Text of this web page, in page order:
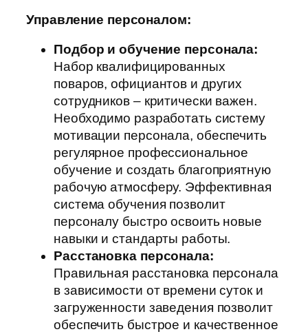
Управление персоналом:
Подбор и обучение персонала:
Набор квалифицированных
поваров, официантов и других
сотрудников – критически важен.
Необходимо разработать систему
мотивации персонала, обеспечить
регулярное профессиональное
обучение и создать благоприятную
рабочую атмосферу. Эффективная
система обучения позволит
персоналу быстро освоить новые
навыки и стандарты работы.
Расстановка персонала:
Правильная расстановка персонала
в зависимости от времени суток и
загруженности заведения позволит
обеспечить быстрое и качественное